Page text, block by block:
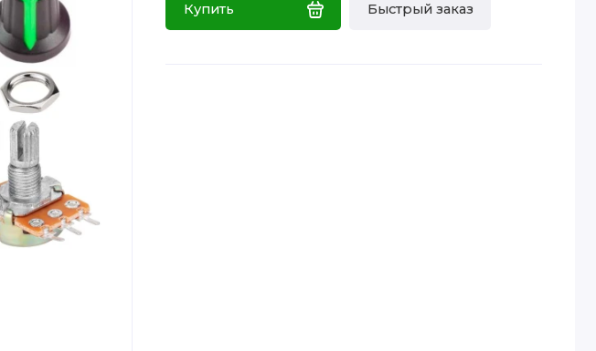
Купить Быстрый заказ